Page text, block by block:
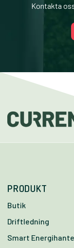
Kontakta
PRODUKT
Butik
Driftledning
Smart